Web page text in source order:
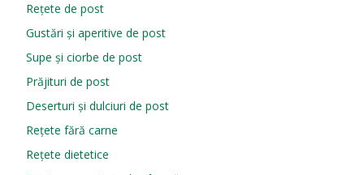
Rețete de post
Gustări și aperitive de post
Supe și ciorbe de post
Prăjituri de post
Deserturi și dulciuri de post
Rețete fără carne
Rețete dietetice